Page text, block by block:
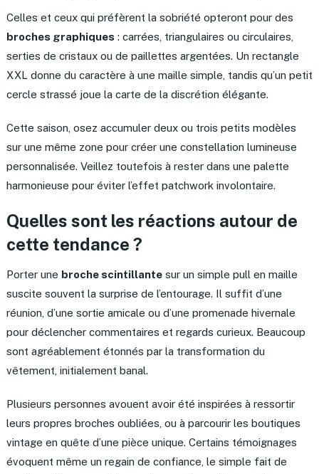
Celles et ceux qui préfèrent la sobriété opteront pour des
broches graphiques : carrées, triangulaires ou circulaires,
serties de cristaux ou de paillettes argentées. Un rectangle
XXL donne du caractère à une maille simple, tandis qu’un petit
cercle strassé joue la carte de la discrétion élégante.
Cette saison, osez accumuler deux ou trois petits modèles
sur une même zone pour créer une constellation lumineuse
personnalisée. Veillez toutefois à rester dans une palette
harmonieuse pour éviter l’effet patchwork involontaire.
Quelles sont les réactions autour de
cette tendance ?
Porter une broche scintillantesur un simple pull en maille
suscite souvent la surprise de l’entourage. Il suffit d’une
réunion, d’une sortie amicale ou d’une promenade hivernale
pour déclencher commentaires et regards curieux. Beaucoup
sont agréablement étonnés par la transformation du
vêtement, initialement banal.
Plusieurs personnes avouent avoir été inspirées à ressortir
leurs propres broches oubliées, ou à parcourir les boutiques
vintage en quête d’une pièce unique. Certains témoignages
évoquent même un regain de confiance, le simple fait de